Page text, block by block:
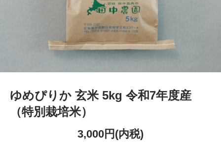
ゆめぴりか 玄米 5kg 令和7年度産
（特別栽培米）
3,000円(内税)